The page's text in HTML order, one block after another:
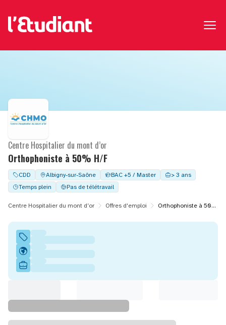
Orthophoniste à 50% H/F
Centre Hospitalier du mont d’or
CDD Albigny-sur-Saône BAC +5 / Master
> 3 ans
Temps plein
Pas de télétravail
Centre Hospitalier du mont d’or Offres d'emploi Orthophoniste à 50% H/F